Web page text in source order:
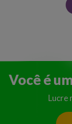
Você é
Lucre